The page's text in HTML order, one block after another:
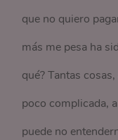
que no quiero
más me pesa ha
qué? Tantas
poco complicada,
puede no